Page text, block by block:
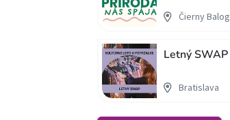
Čierny Balog
Letný SWAP
Bratislava